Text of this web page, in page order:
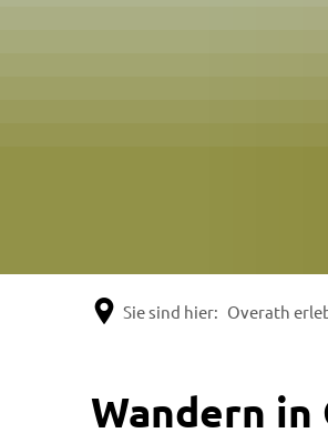
Sie sind hier: Overath
WandernWandern in